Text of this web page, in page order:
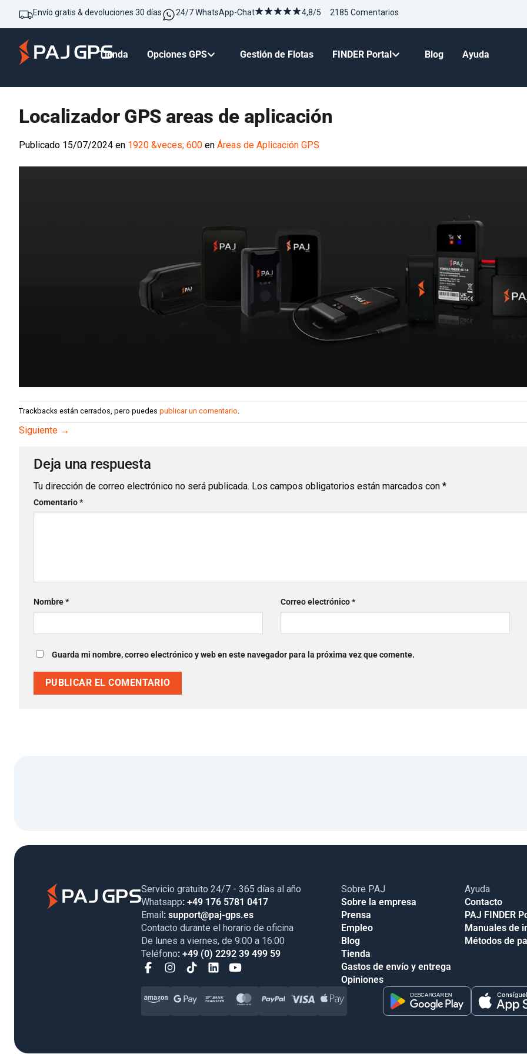
Envío gratis & devoluciones 30 días 24/7 WhatsApp-Chat 4,8/5 2185 Comentarios
Tienda Opciones GPS Gestión de Flotas FINDER Portal Blog Ayuda
Localizador GPS areas de aplicación
Publicado 15/07/2024 en 1920 &veces; 600 en Áreas de Aplicación GPS
Trackbacks están cerrados, pero puedes publicar un comentario
Siguiente →
Deja una respuesta
Tu dirección de correo electrónico no será publicada. Los campos obligatorios están marcados con *
Comentario*
Nombre* Correo electrónico*
Guarda mi nombre, correo electrónico y web en este navegador para la próxima vez que comente.
Servicio gratuito 24/7 - 365 días al año
Whatsapp: +49 176 5781 0417
Email : support@paj-gps.es
Contacto durante el horario de oficina
De lunes a viernes, de 9:00 a 16:00
Teléfono: +49 (0) 2292 39 499 59
Sobre PAJ
Sobre la empresa
Prensa
Empleo
Blog
Tienda
Gastos de envío y entrega
Opiniones
Ayuda
Contacto
PAJ FINDER
Manuales de
Métodos de